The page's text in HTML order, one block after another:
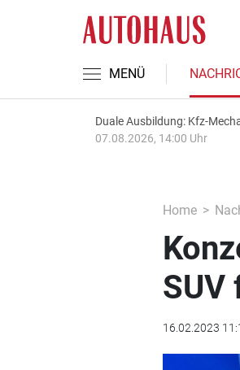
MENÜ
Duale Ausbildung: Kfz-
07.08.2026, 14:00 Uhr
Home
SUV
16.02.2023